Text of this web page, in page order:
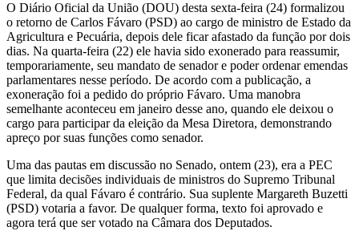
O Diário Oficial da União (DOU) desta sexta-feira (24) formalizou
o retorno de Carlos Fávaro (PSD) ao cargo de ministro de Estado da
Agricultura e Pecuária, depois dele ficar afastado da função por dois
dias. Na quarta-feira (22) ele havia sido exonerado para reassumir,
temporariamente, seu mandato de senador e poder ordenar emendas
parlamentares nesse período. De acordo com a publicação, a
exoneração foi a pedido do próprio Fávaro. Uma manobra
semelhante aconteceu em janeiro desse ano, quando ele deixou o
cargo para participar da eleição da Mesa Diretora, demonstrando
apreço por suas funções como senador.
Uma das pautas em discussão no Senado, ontem (23), era a PEC
que limita decisões individuais de ministros do Supremo Tribunal
Federal, da qual Fávaro é contrário. Sua suplente Margareth Buzetti
(PSD) votaria a favor. De qualquer forma, texto foi aprovado e
agora terá que ser votado na Câmara dos Deputados.